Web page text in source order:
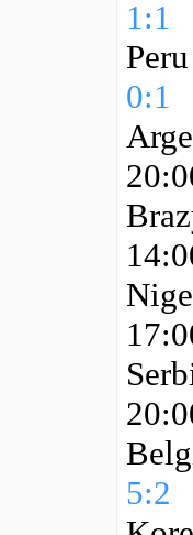
1:1
0:1
5:2